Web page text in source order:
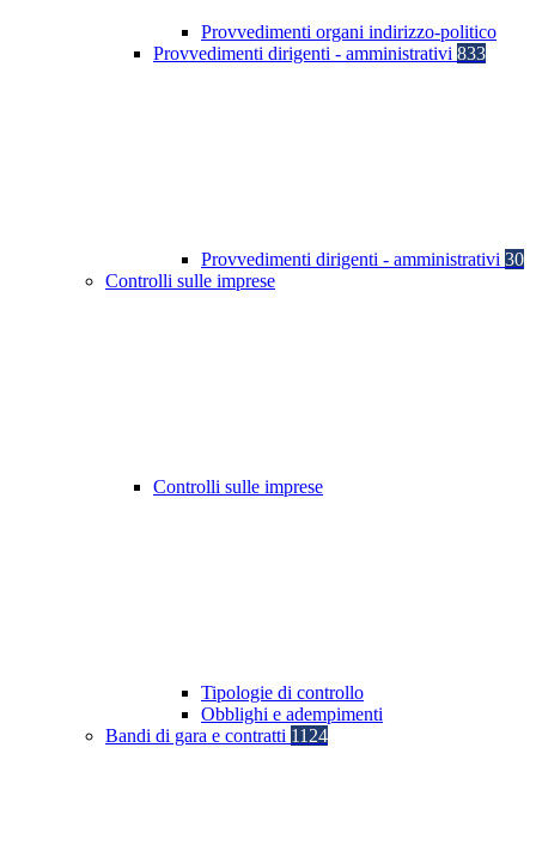
Provvedimenti organi indirizzo-politico
Provvedimenti dirigenti - amministrativi 833
Provvedimenti dirigenti - amministrativi 30
Controlli sulle imprese
Controlli sulle imprese
Tipologie di controllo
Obblighi e adempimenti
Bandi di gara e contratti 1124